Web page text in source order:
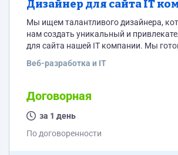
Дизайнер для сайта IT
Мы ищем талантливого дизайнера,
нам создать уникальный и
для сайта нашей IT компании. Мы
задание, ссылку на которое будет
примеры дизайнов сайтов различной
стилей. - Опыт работы в области веб-
знание современных тенденций в
поставленных задач. -...
Веб-разработка и IT
Договорная
за 1 день
По договоренности